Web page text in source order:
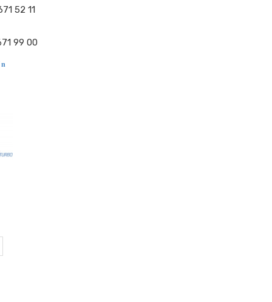
52 11
99 00
n